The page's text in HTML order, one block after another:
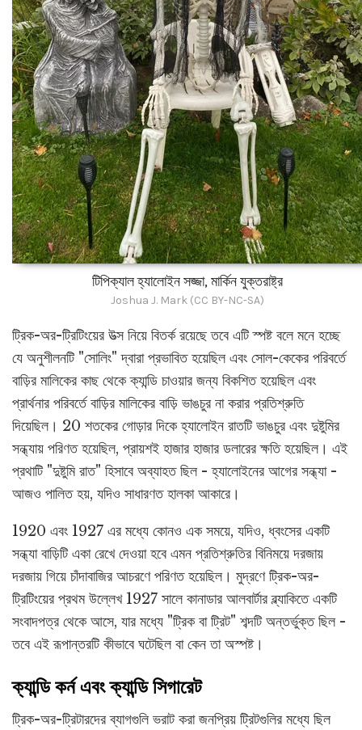
টিপিক্যাল হ্যালোইন সজ্জা, মার্কিন যুক্তরাষ্ট্র
Joshua J. Mark (CC BY-NC-SA)
ট্রিক-অর-ট্রিটিংয়ের উত্স নিয়ে বিতর্ক রয়েছে তবে এটি স্পষ্ট বলে মনে হচ্ছে
যে অনুশীলনটি "সোলিং" দ্বারা প্রভাবিত হয়েছিল এবং সোল-কেকের পরিবর্তে
বাড়ির মালিকের কাছ থেকে ক্যান্ডি চাওয়ার জন্য বিকশিত হয়েছিল এবং
প্রার্থনার পরিবর্তে বাড়ির মালিকের বাড়ি ভাঙচুর না করার প্রতিশ্রুতি
দিয়েছিল। 20 শতকের গোড়ার দিকে হ্যালোইন রাতটি ভাঙচুর এবং দুষ্টুমির
সন্ধ্যায় পরিণত হয়েছিল, প্রায়শই হাজার হাজার ডলারের ক্ষতি হয়েছিল। এই
প্রথাটি "দুষ্টুমি রাত" হিসাবে অব্যাহত ছিল - হ্যালোইনের আগের সন্ধ্যা -
আজও পালিত হয়, যদিও সাধারণত হালকা আকারে।
1920 এবং 1927 এর মধ্যে কোনও এক সময়ে, যদিও, ধ্বংসের একটি
সন্ধ্যা বাড়িটি একা রেখে দেওয়া হবে এমন প্রতিশ্রুতির বিনিময়ে দরজায়
দরজায় গিয়ে চাঁদাবাজির আচরণে পরিণত হয়েছিল। মুদ্রণে ট্রিক-অর-
ট্রিটিংয়ের প্রথম উল্লেখ 1927 সালে কানাডার আলবার্টার ব্ল্যাকিতে একটি
সংবাদপত্র থেকে আসে, যার মধ্যে "ট্রিক বা ট্রিট" শব্দটি অন্তর্ভুক্ত ছিল -
তবে এই রূপান্তরটি কীভাবে ঘটেছিল বা কেন তা অস্পষ্ট।
ক্যান্ডি কর্ন এবং ক্যান্ডি সিগারেট
ট্রিক-অর-ট্রিটারদের ব্যাগগুলি ভরাট করা জনপ্রিয় ট্রিটগুলির মধ্যে ছিল